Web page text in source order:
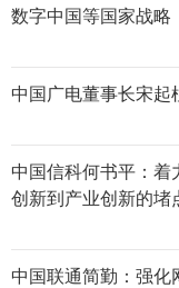
数字中国等国家战略
中国广电董事长宋起
中国信科何书平：着
创新到产业创新的堵
中国联通简勤：强化